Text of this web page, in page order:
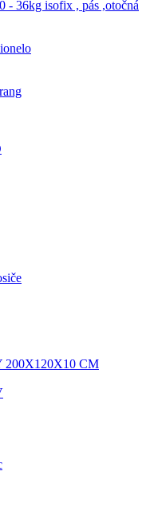
36kg isofix , pás ,otočná
CM